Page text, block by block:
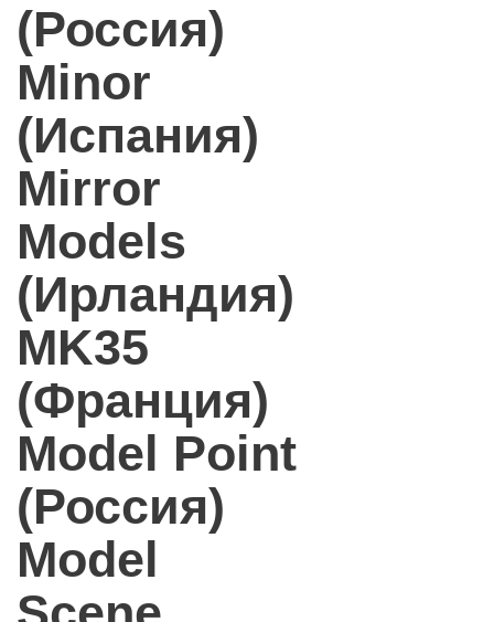
(Россия)
Minor
(Испания)
Mirror
Models
(Ирландия)
MK35
(Франция)
Model Point
(Россия)
Model